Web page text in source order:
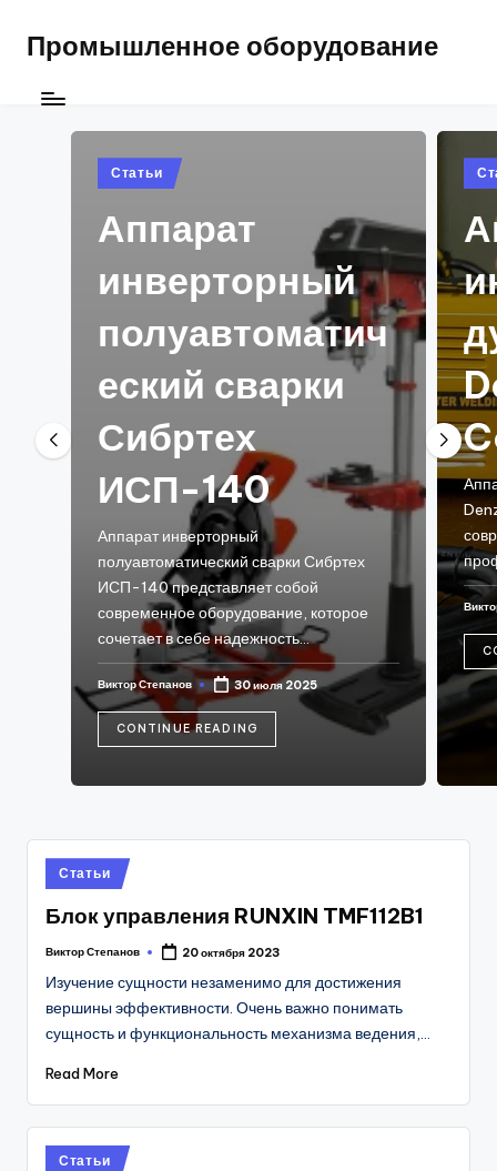
Промышленное оборудование
Posted
in
Статьи
Аппарат
инверторный
полуавтоматич
еский сварки
Сибртех
ИСП-140
Аппарат инверторный
полуавтоматический сварки Сибртех
ИСП-140 представляет собой
современное оборудование, которое
сочетает в себе надежность…
Posted
Виктор Степанов 30 июля 2025
CONTINUE READING
in
Posted
in
Статьи
Блок управления RUNXIN TMF112B1
Posted
Виктор Степанов 20 октября 2023
Изучение сущности незаменимо для достижения
вершины эффективности. Очень важно понимать
сущность и функциональность механизма ведения,…
Read More
Posted
Статьи